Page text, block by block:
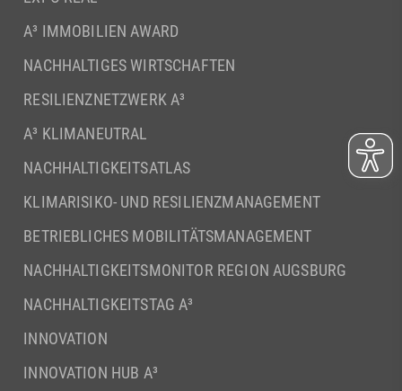
A³ IMMOBILIEN AWARD
NACHHALTIGES WIRTSCHAFTEN
RESILIENZNETZWERK A³
A³ KLIMANEUTRAL
NACHHALTIGKEITSATLAS
KLIMARISIKO- UND RESILIENZMANAGEMENT
BETRIEBLICHES MOBILITÄTSMANAGEMENT
NACHHALTIGKEITSMONITOR REGION AUGSBURG
NACHHALTIGKEITSTAG A³
INNOVATION
INNOVATION HUB A³